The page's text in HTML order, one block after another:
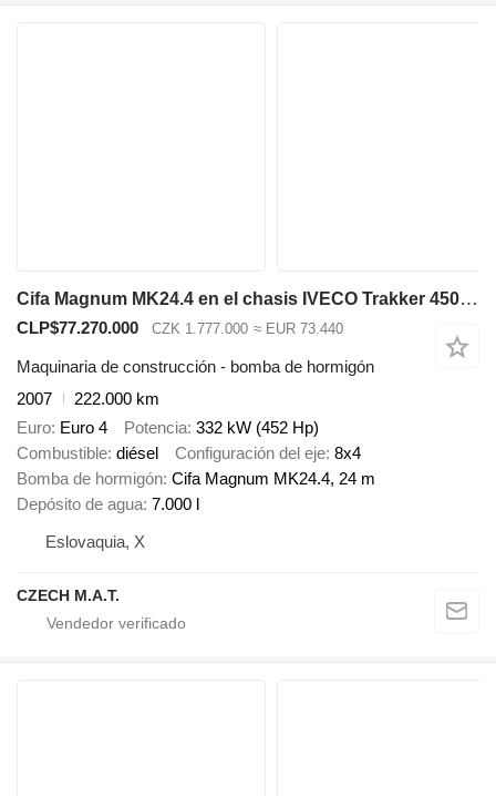
Cifa Magnum MK24.4 en el chasis IVECO Trakker 450 +7m3 pumi
CLP$77.270.000 CZK 1.777.000 ≈ EUR 73.440
Maquinaria de construcción - bomba de hormigón
2007
222.000 km
Euro Euro 4 Potencia 332 kW (452 Hp)
Combustible diésel Configuración del eje 8x4
Bomba de hormigón Cifa Magnum MK24.4, 24 m
Depósito de agua 7.000 l
Eslovaquia, X
CZECH M.A.T.